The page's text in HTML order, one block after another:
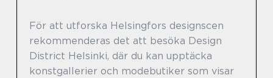
För att utforska Helsingfors designscen
rekommenderas det att besöka Design
District Helsinki, där du kan upptäcka
konstgallerier och modebutiker som visar